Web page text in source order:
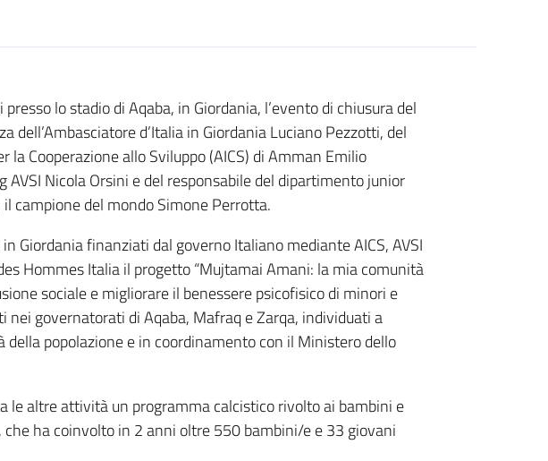
lo stadio di Aqaba, in Giordania, l’evento di chiusura del
dell’Ambasciatore d’Italia in Giordania Luciano Pezzotti, del
la Cooperazione allo Sviluppo (AICS) di Amman Emilio
AVSI Nicola Orsini e del responsabile del dipartimento junior
il campione del mondo Simone Perrotta.
Giordania finanziati dal governo Italiano mediante AICS, AVSI
Hommes Italia il progetto “Mujtamai Amani: la mia comunità
sociale e migliorare il benessere psicofisico di minori e
governatorati di Aqaba, Mafraq e Zarqa, individuati a
popolazione e in coordinamento con il Ministero dello
le altre attività un programma calcistico rivolto ai bambini e
ha coinvolto in 2 anni oltre 550 bambini/e e 33 giovani